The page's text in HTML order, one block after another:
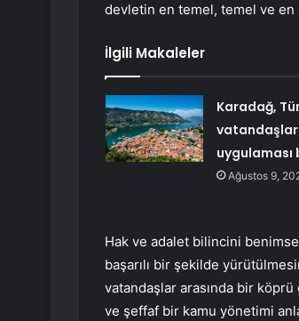
devletin en temel, temel ve en
İlgili Makaleler
Karadağ,
uygulaması
Ağustos 9,
Hak ve adalet bilincini
başarılı bir şekilde
vatandaşlar arasında bir
ve şeffaf bir kamu yönetimi